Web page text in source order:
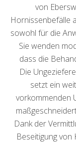
von
Hornissenbefälle
sowohl für die
Sie wenden
dass die
Die
setzt ein
vorkommenden
Dank der
Beseitigung von